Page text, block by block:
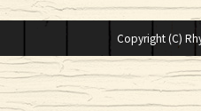
Copyright (C)